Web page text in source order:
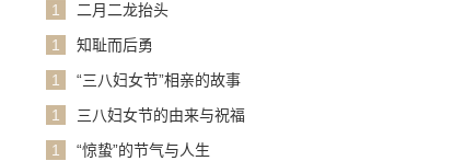
1
二月二龙抬头
1
知耻而后勇
1
“三八妇女节”相亲的故事
1
三八妇女节的由来与祝福
1
“惊蛰”的节气与人生